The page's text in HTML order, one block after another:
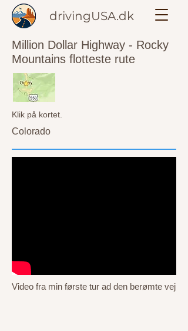
drivingUSA.dk
Million Dollar Highway - Rocky
Mountains flotteste rute
Klik på kortet.
Colorado
Video fra min første tur ad den berømte vej